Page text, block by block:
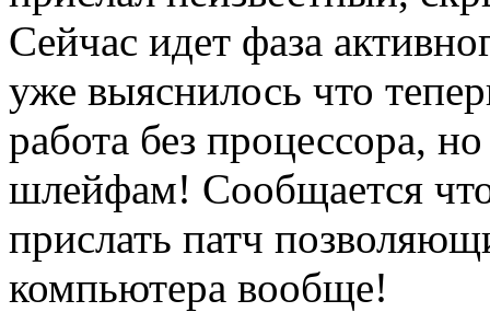
Сейчас идет фаза
уже выяснилось что
работа без процессора,
шлейфам! Сообщается
прислать патч
компьютера вообще!